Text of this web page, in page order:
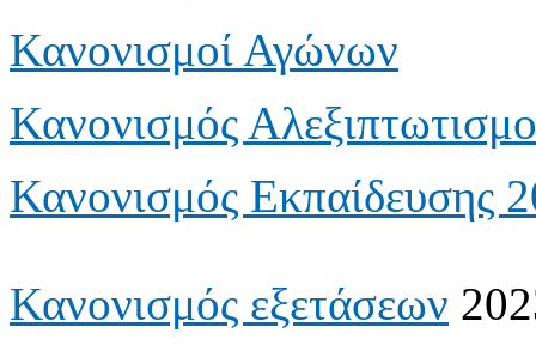
Κανονισμοί Αγώνων
Κανονισμός
Κανονισμός Εκπαίδευσης
Κανονισμός εξετάσεων